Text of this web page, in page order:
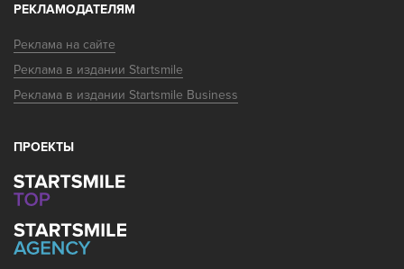
РЕКЛАМОДАТЕЛЯМ
Реклама на сайте
Реклама в издании Startsmile
Реклама в издании Startsmile Business
ПРОЕКТЫ